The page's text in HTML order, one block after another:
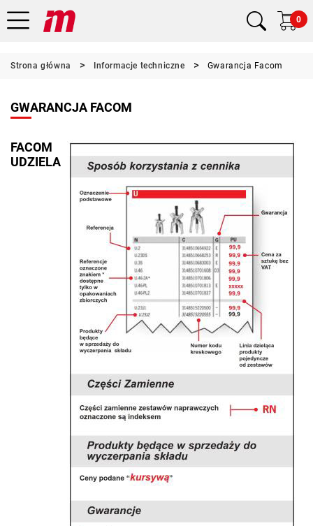
0
Strona główna Informacje techniczne Gwarancja Facom
GWARANCJA FACOM
FACOM
UDZIELA